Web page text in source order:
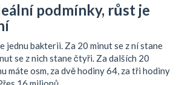
podmínky, růst je
jednu bakterii. Za 20 minut se z ní stane
se z nich stane čtyři. Za dalších 20
máte osm, za dvě hodiny 64, za tři hodiny